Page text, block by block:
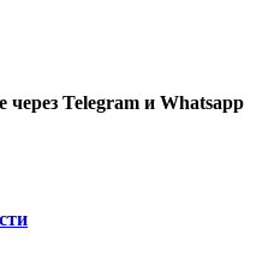
Telegram и Whatsapp